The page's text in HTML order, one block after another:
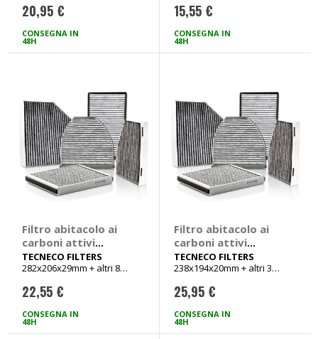
Arosa, Cordoba,
Ibiza, Inca, Skoda
Octavia, Superb,
Volkswagen Caddy,
20,95 €
CONSEGNA IN
48H
Combo, Corsa,
Tigra
15,55 €
CONSEGNA IN
48H
Filtro abitacolo ai
carboni attivi
Carbon Air -
TECNECO FILTERS
Ibiza, Leon, Toledo,
Volkswagen Bora,
Golf IV, Lupo, New
TECNECO FILTERS
282x206x29mm + altri 8
22,55 €
CONSEGNA IN
48H
Filtro abitacolo ai
carboni attivi
Carbon Air -
TECNECO FILTERS
Tucson, ix 35, Kia
Niro, Sportage
TECNECO FILTERS
238x194x20mm + altri 3
25,95 €
CONSEGNA IN
48H